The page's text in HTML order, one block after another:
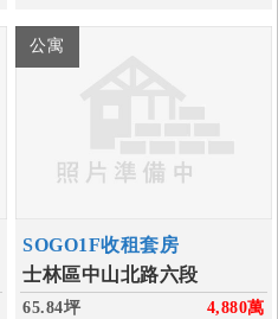
公寓
SOGO1F收租套房
士林區中山北路六段
65.84坪 4,880萬